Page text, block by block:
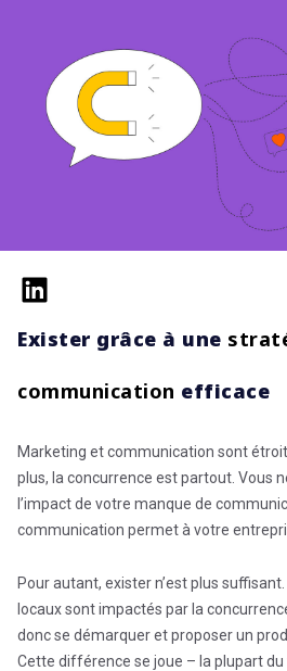
Exister grâce à une
communication efficace
Marketing et communication sont
plus, la concurrence est partout. Vous
l’impact de votre manque de
communication permet à votre
Pour autant, exister n’est plus
locaux sont impactés par la
donc se démarquer et proposer un
Cette différence se joue – la plupart